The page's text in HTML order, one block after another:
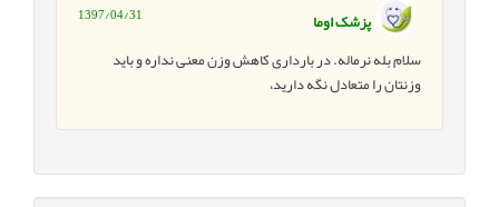
پزشک اوما 1397/04/31
سلام بله نرماله. در بارداری کاهش وزن معنی نداره و باید
وزنتان را متعادل نگه دارید،